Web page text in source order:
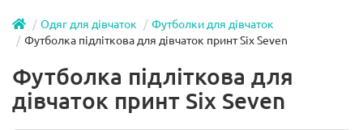
Одяг для дівчаток
Футболки для дівчаток
Футболка підліткова для дівчаток принт Six Seven
Футболка підліткова для
дівчаток принт Six Seven